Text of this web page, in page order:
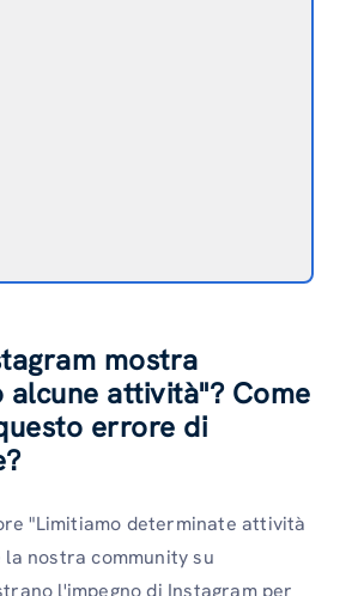
mostra
alcune attività"? Come
errore di
"Limitiamo determinate attività
nostra community su